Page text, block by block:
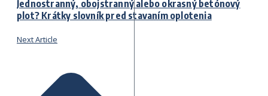
Jednostranný, obojstranný alebo okrasný betónový
plot? Krátky slovník pred stavaním oplotenia
Next Article